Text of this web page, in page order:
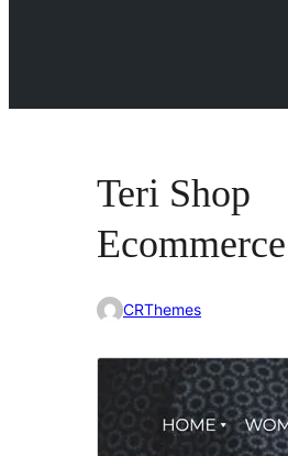
Teri Shop
Ecommerce
CRThemes